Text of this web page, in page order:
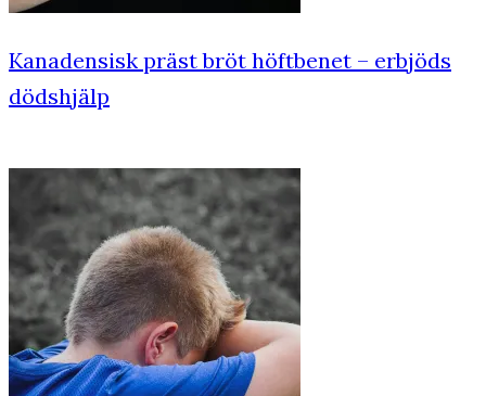
Kanadensisk präst bröt höftbenet – erbjöds
dödshjälp